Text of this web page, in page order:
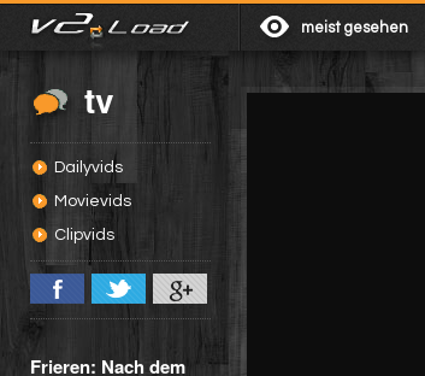
meist gesehen
tv
Dailyvids
Movievids
Clipvids
Frieren: Nach dem